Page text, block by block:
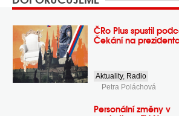
ČRo Plus spustil
Čekání na
Aktuality, Radio
Petra Poláchová
Personální změny v